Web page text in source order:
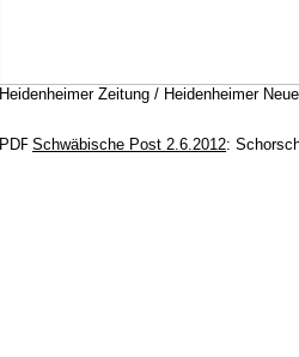
Heidenheimer Zeitung / Heidenheimer
Schwäbische Post 2.6.2012: